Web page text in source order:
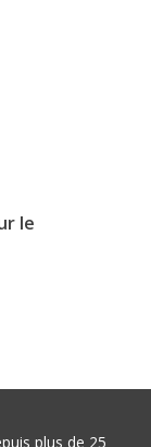
le
plus de 25